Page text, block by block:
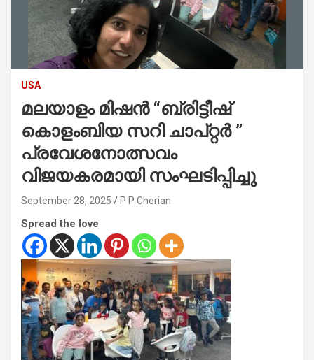
USA
മലയാളം മിഷൻ “ബ്രിട്ടീഷ്
കൊളംബിയ സറി ചാപ്റ്റർ ”
പ്രവേശനോത്സവം
വിജയകരമായി സംഘടിപ്പിച്ചു
September 28, 2025 P P Cherian
Spread the love